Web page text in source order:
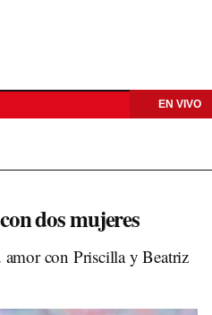
EN VIVO
dos mujeres
con Priscilla y Beatriz